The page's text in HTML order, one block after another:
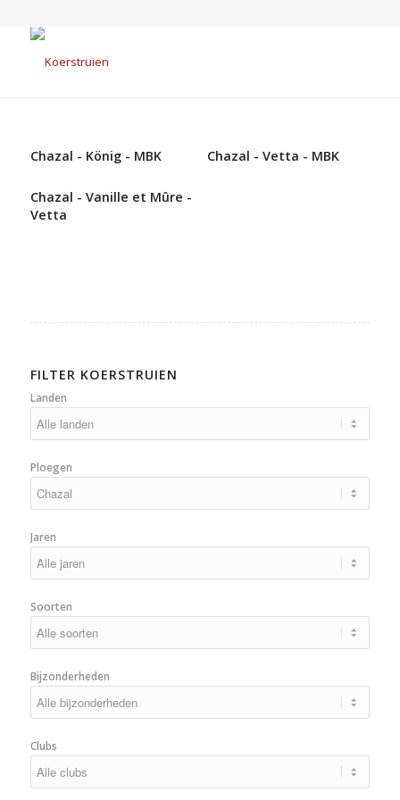
Chazal - König - MBK Chazal - Vetta - MBK
Chazal - Vanille et Mûre -
Vetta
FILTER KOERSTRUIEN
Landen
Ploegen
Jaren
Soorten
Bijzonderheden
Clubs